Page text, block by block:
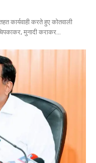
कार्यवाही करते हुए कोतवाली
मुनादी कराकर...